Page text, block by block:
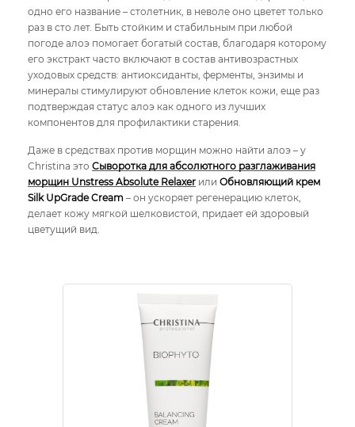
одно его название – столетник, в неволе оно цветет только
раз в сто лет. Быть стойким и стабильным при любой
погоде алоэ помогает богатый состав, благодаря которому
его экстракт часто включают в состав антивозрастных
уходовых средств: антиоксиданты, ферменты, энзимы и
минералы стимулируют обновление клеток кожи, еще раз
подтверждая статус алоэ как одного из лучших
компонентов для профилактики старения.
Даже в средствах против морщин можно найти алоэ – у
Christina это Сыворотка для абсолютного разглаживания
морщин Unstress Absolute Relaxer или Обновляющий крем
Silk UpGrade Cream – он ускоряет регенерацию клеток,
делает кожу мягкой шелковистой, придает ей здоровый
цветущий вид.